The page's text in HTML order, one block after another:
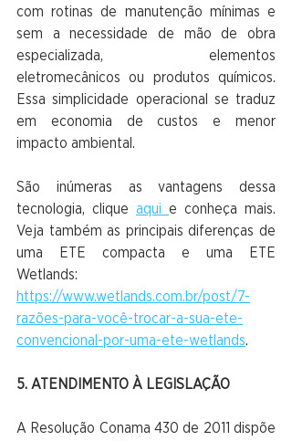
com rotinas de manutenção mínimas e
sem a necessidade de mão de obra
especializada, elementos
eletromecânicos ou produtos químicos.
Essa simplicidade operacional se traduz
em economia de custos e menor
impacto ambiental.
São inúmeras as vantagens dessa
tecnologia, clique aqui e conheça mais.
Veja também as principais diferenças de
uma ETE compacta e uma ETE
https://www.wetlands.com.br/post/7-
razões-para-você-trocar-a-sua-ete-
convencional-por-uma-ete-wetlands.
5. ATENDIMENTO À LEGISLAÇÃO
A Resolução Conama 430 de 2011 dispõe